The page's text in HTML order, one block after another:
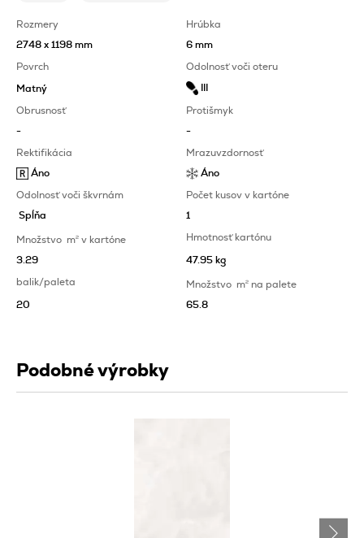
Rozmery
2748 x 1198 mm
Hrúbka
6 mm
Povrch
Matný
Odolnosť voči oteru
Obrusnosť
-
Protišmyk
-
Rektifikácia
Áno
Mrazuvzdornosť
Áno
Odolnosť voči škvrnám
Spĺňa
Počet kusov v kartóne
1
Množstvo m2 v kartóne
3.29
Hmotnosť kartónu
47.95 kg
balik/paleta
20
Množstvom2 na palete
65.8
Podobné výrobky